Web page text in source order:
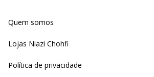
Quem somos
Lojas Niazi Chohfi
Política de privacidade